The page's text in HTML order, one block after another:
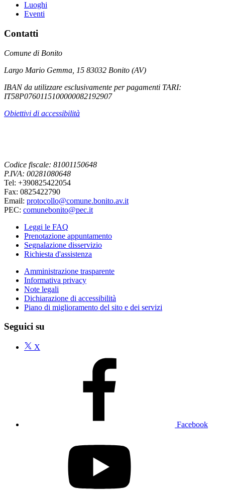
Luoghi
Eventi
Contatti
Comune di Bonito
Largo Mario Gemma, 15 83032 Bonito (AV)
IBAN da utilizzare esclusivamente per pagamenti TARI:
IT58P0760115100000082192907
Obiettivi di accessibilità
Codice fiscale: 81001150648
P.IVA: 00281080648
Tel: +390825422054
Fax: 0825422790
Email: protocollo@comune.bonito.av.it
PEC: comunebonito@pec.it
Leggi le FAQ
Prenotazione appuntamento
Segnalazione disservizio
Richiesta d'assistenza
Amministrazione trasparente
Informativa privacy
Note legali
Dichiarazione di accessibilità
Piano di miglioramento del sito e dei servizi
Seguici su
X
Facebook